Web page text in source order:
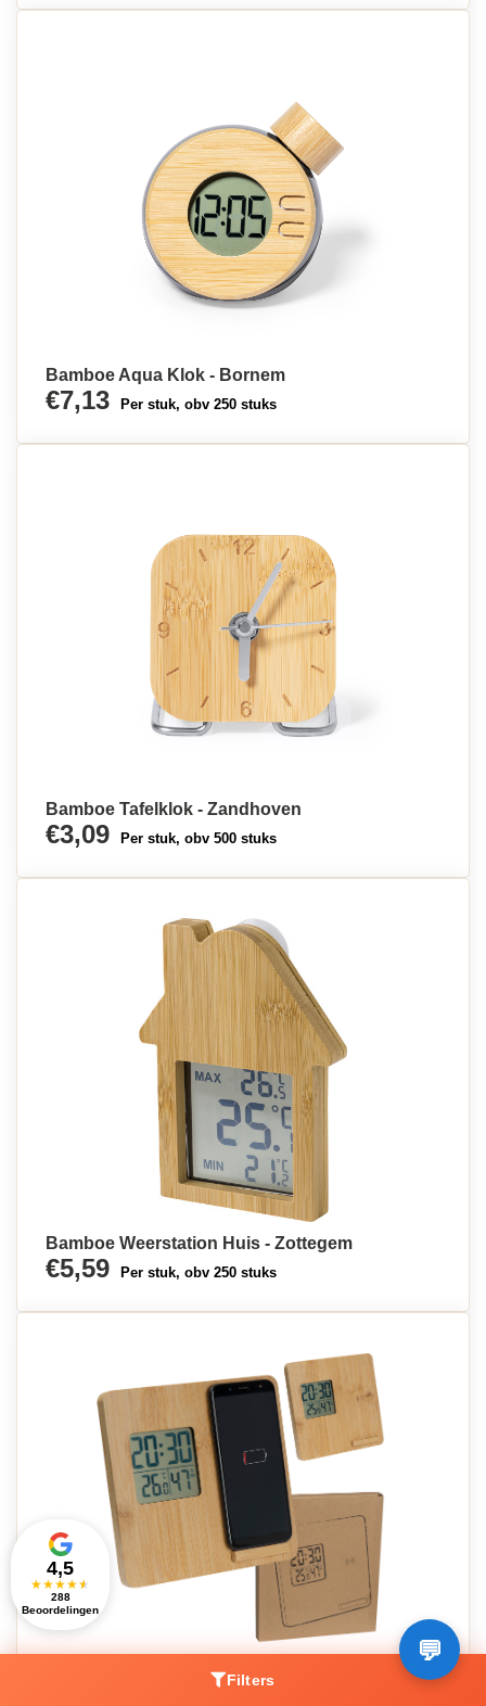
Bamboe Aqua Klok - Bornem
€7,13 Per stuk, obv 250 stuks
Bamboe Tafelklok - Zandhoven
€3,09 Per stuk, obv 500 stuks
Bamboe Weerstation Huis - Zottegem
€5,59 Per stuk, obv 250 stuks
Bamboe Weerstation en Draadloze Oplader -
Filters
4,5
★★★★★
288
Beoordelingen